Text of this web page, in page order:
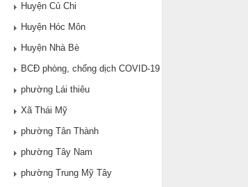
Huyện Củ Chi
Huyện Hóc Môn
Huyện Nhà Bè
BCĐ phòng, chống dịch COVID-19
phường Lái thiêu
Xã Thái Mỹ
phường Tân Thành
phường Tây Nam
phường Trung Mỹ Tây